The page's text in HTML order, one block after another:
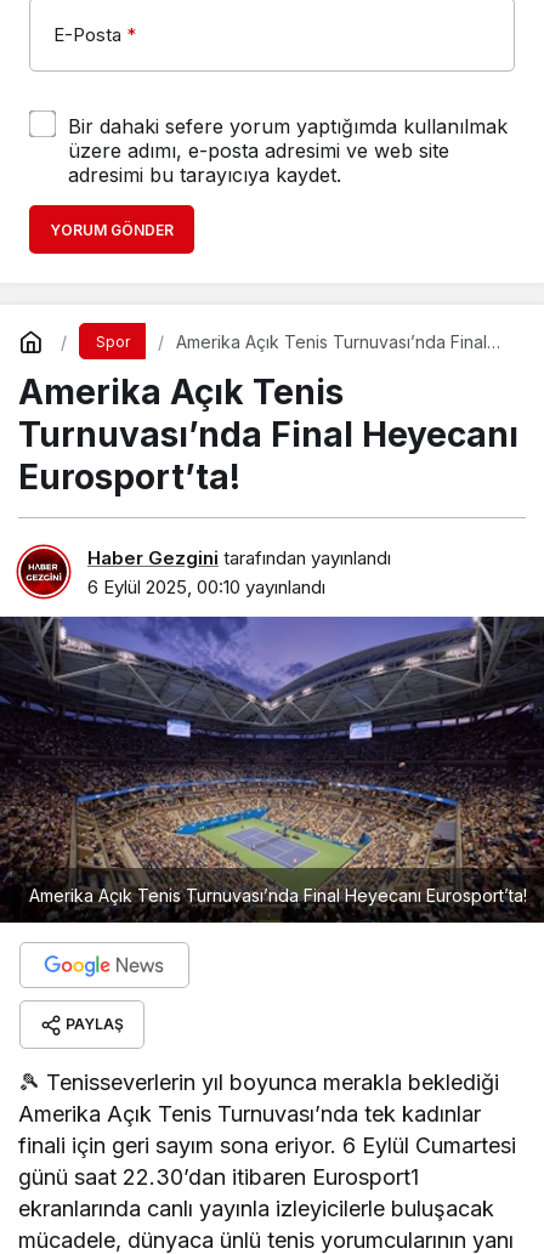
E-Posta *
Bir dahaki sefere yorum yaptığımda kullanılmak
üzere adımı, e-posta adresimi ve web site
adresimi bu tarayıcıya kaydet.
YORUM GÖNDER
Spor
Amerika Açık Tenis Turnuvası’nda Final
Amerika Açık Tenis
Turnuvası’nda Final Heyecanı
Eurosport’ta!
Haber Gezgini tarafından yayınlandı
6 Eylül 2025, 00:10 yayınlandı
Amerika Açık Tenis Turnuvası’nda Final Heyecanı Eurosport’ta!
PAYLAŞ
🎾 Tenisseverlerin yıl boyunca merakla beklediği
Amerika Açık Tenis Turnuvası’nda tek kadınlar
finali için geri sayım sona eriyor. 6 Eylül Cumartesi
günü saat 22.30’dan itibaren Eurosport1
ekranlarında canlı yayınla izleyicilerle buluşacak
mücadele, dünyaca ünlü tenis yorumcularının yanı